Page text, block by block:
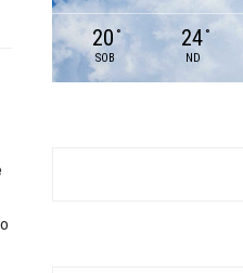
20 °
SOB
24 °
ND